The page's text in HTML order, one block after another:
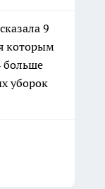
9
которым
больше
уборок